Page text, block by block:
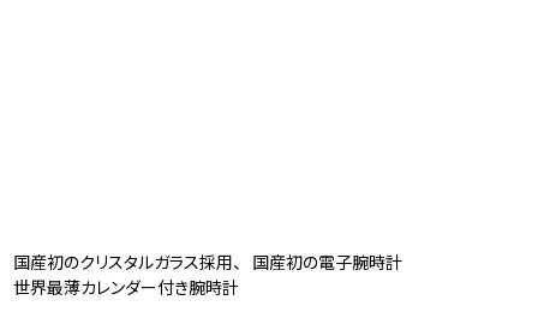
国産初のクリスタルガラス採用、
世界最薄カレンダー付き腕時計
国産初の電子腕時計